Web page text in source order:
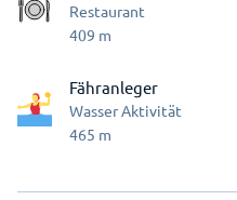
Restaurant
409 m
Fähranleger
Wasser Aktivität
465 m